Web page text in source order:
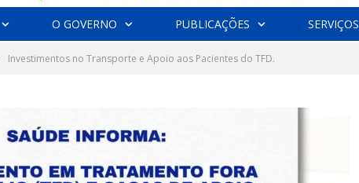
O GOVERNO PUBLICAÇÕES SERVIÇOS
Investimentos no Transporte e Apoio aos Pacientes do TFD.